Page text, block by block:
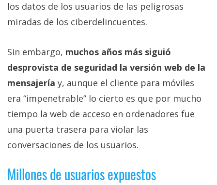
Sorteos
Contacto
/
Sobre
nosotros
/
Publicidad
/
de
los datos de los usuarios de las peligrosas
miradas de los ciberdelincuentes.
Sin embargo, muchos años más siguió
desprovista de seguridad la versión web de la
mensajería y, aunque el cliente para móviles
era “impenetrable” lo cierto es que por mucho
tiempo la web de acceso en ordenadores fue
una puerta trasera para violar las
conversaciones de los usuarios.
Millones de usuarios expuestos